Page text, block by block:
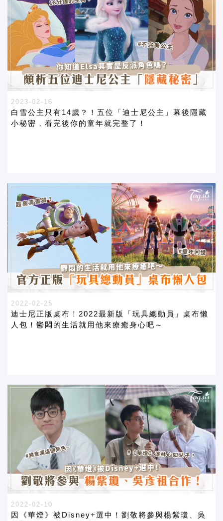
2023-02-16
白雪公主只有14歲？！五位「迪士尼公主」幕後隱藏
小秘密，看完後你的童年就完整了！
2022-02-25
迪士尼正版桌布！2022最新版「玩具總動員」桌布懶
人包！鬱悶的生活就用他來療癒身心吧～
2022-02-10
因《華燈》被Disney+選中！劉敬將參與楊紫瓊、吳